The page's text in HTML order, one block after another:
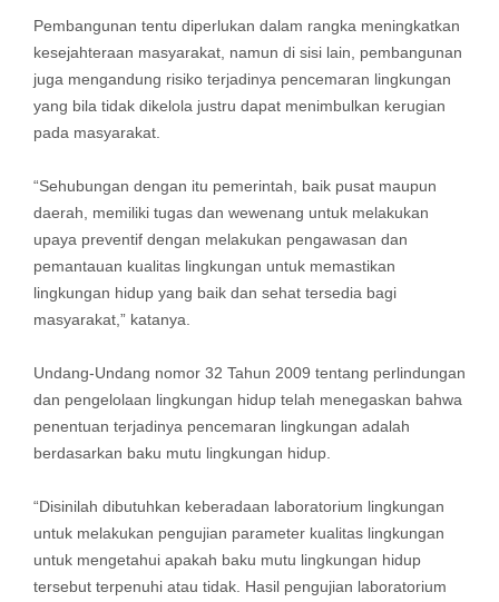
Pembangunan tentu diperlukan dalam rangka meningkatkan
kesejahteraan masyarakat, namun di sisi lain, pembangunan
juga mengandung risiko terjadinya pencemaran lingkungan
yang bila tidak dikelola justru dapat menimbulkan kerugian
pada masyarakat.
“Sehubungan dengan itu pemerintah, baik pusat maupun
daerah, memiliki tugas dan wewenang untuk melakukan
upaya preventif dengan melakukan pengawasan dan
pemantauan kualitas lingkungan untuk memastikan
lingkungan hidup yang baik dan sehat tersedia bagi
masyarakat,” katanya.
Undang-Undang nomor 32 Tahun 2009 tentang perlindungan
dan pengelolaan lingkungan hidup telah menegaskan bahwa
penentuan terjadinya pencemaran lingkungan adalah
berdasarkan baku mutu lingkungan hidup.
“Disinilah dibutuhkan keberadaan laboratorium lingkungan
untuk melakukan pengujian parameter kualitas lingkungan
untuk mengetahui apakah baku mutu lingkungan hidup
tersebut terpenuhi atau tidak. Hasil pengujian laboratorium